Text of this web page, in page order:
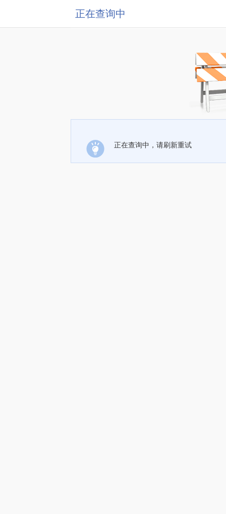
正在查询中
正在查询中，请刷新重试